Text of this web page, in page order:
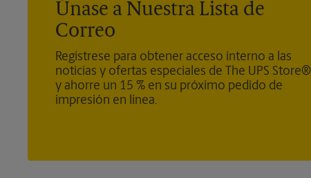
Únase a Nuestra Lista de
Correo
Regístrese para obtener acceso interno a las
noticias y ofertas especiales de The UPS Store®
y ahorre un 15 % en su próximo pedido de
impresión en línea.